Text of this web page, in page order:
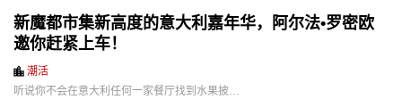
新魔都市集新高度的意大利嘉年华，阿尔法•罗密欧
邀你赶紧上车！
潮活
听说你不会在意大利任何一家餐厅找到水果披…